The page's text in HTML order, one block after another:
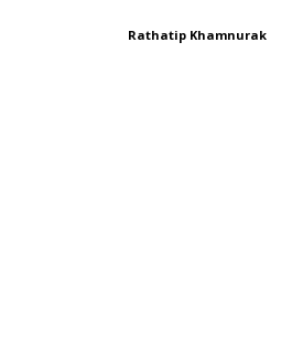
Rathatip Khamnurak